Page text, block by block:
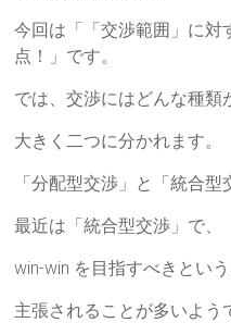
今回は「「交渉範囲」に対
点！」です。
では、交渉にはどんな種類
大きく二つに分かれます。
「分配型交渉」と「統合型
最近は「統合型交渉」で、
win-win を目指すべきとい
主張されることが多いよう